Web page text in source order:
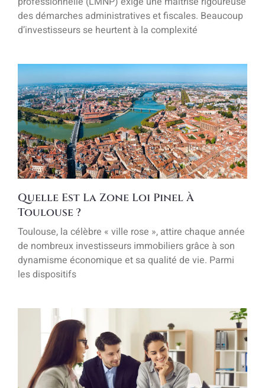
des démarches administratives et fiscales. Beaucoup
d’investisseurs se heurtent à la complexité
Quelle Est La Zone Loi Pinel À
Toulouse ?
Toulouse, la célèbre « ville rose », attire chaque année
de nombreux investisseurs immobiliers grâce à son
dynamisme économique et sa qualité de vie. Parmi
les dispositifs